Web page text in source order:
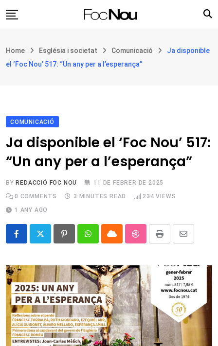
to
Filosofia i teologia
Botiga
Home Església i societat Comunicació
Ja disponible
el ‘Foc Nou’ 517: “Un any per a l’esperança”
COMUNICACIÓ
Ja disponible el ‘Foc Nou’ 517:
“Un any per a l’esperança”
BY REDACCIÓ FOC NOU
11 DE FEBRER DE 2025
0 COMMENTS 3 MINUTES READ 234 VIEWS
1 ANY AGO
PinterestWhatsappCloud StumbleUpon
Print
Share
Email